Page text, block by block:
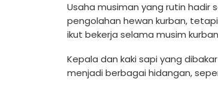
Usaha musiman yang rutin
pengolahan hewan kurban,
ikut bekerja selama musim
Kepala dan kaki sapi yang
menjadi berbagai hidangan,